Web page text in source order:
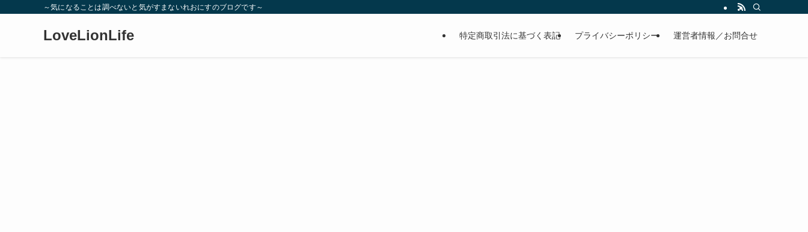
～気になることは調べないと気がすまないれおにすのブログです～
LoveLionLife 特定商取引法に基づく表記 プライバシーポリシー 運営者情報／お問合せ